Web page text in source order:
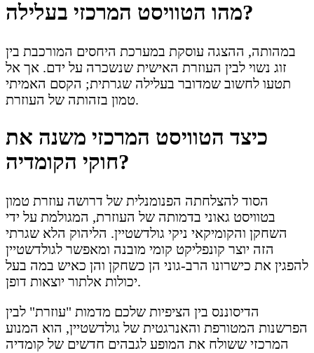
מהו הטוויסט המרכזי בעלילה?
במהותה, ההצגה עוסקת במערכת היחסים המורכבת בין
זוג נשוי לבין העוזרת האישית שנשכרה על ידם. אך אל
תטעו לחשוב שמדובר בעלילה שגרתית; הקסם האמיתי
טמון בזהותה של העוזרת.
כיצד הטוויסט המרכזי משנה את
חוקי הקומדיה?
הסוד להצלחתה הפנומנלית של דרושה עוזרת טמון
בטוויסט גאוני בדמותה של העוזרת, המגולמת על ידי
השחקן והקומיקאי ניקי גולדשטיין. הליהוק הלא שגרתי
הזה יוצר קונפליקט קומי מובנה ומאפשר לגולדשטיין
להפגין את כישרונו הרב-גוני הן כשחקן והן כאיש במה בעל
יכולות אלתור יוצאות דופן.
הדיסוננס בין הציפיות שלכם מדמות "עוזרת" לבין
הפרשנות המטורפת והאנרגטית של גולדשטיין, הוא המנוע
המרכזי ששולח את המופע לגבהים חדשים של קומדיה